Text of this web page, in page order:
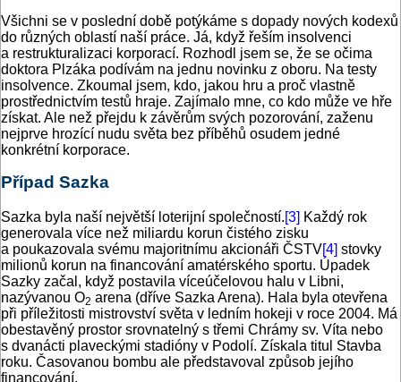
Všichni se v poslední době potýkáme s dopady nových kodexů
do různých oblastí naší práce. Já, když řeším insolvenci
a restrukturalizaci korporací. Rozhodl jsem se, že se očima
doktora Plzáka podívám na jednu novinku z oboru. Na testy
insolvence. Zkoumal jsem, kdo, jakou hru a proč vlastně
prostřednictvím testů hraje. Zajímalo mne, co kdo může ve hře
získat. Ale než přejdu k závěrům svých pozorování, zaženu
nejprve hrozící nudu světa bez příběhů osudem jedné
konkrétní korporace.
Případ Sazka
Sazka byla naší největší loterijní společností.[3] Každý rok
generovala více než miliardu korun čistého zisku
a poukazovala svému majoritnímu akcionáři ČSTV[4] stovky
milionů korun na financování amatérského sportu. Úpadek
Sazky začal, když postavila víceúčelovou halu v Libni,
nazývanou O2 arena (dříve Sazka Arena). Hala byla otevřena
při příležitosti mistrovství světa v ledním hokeji v roce 2004. Má
obestavěný prostor srovnatelný s třemi Chrámy sv. Víta nebo
s dvanácti plaveckými stadióny v Podolí. Získala titul Stavba
roku. Časovanou bombu ale představoval způsob jejího
financování.